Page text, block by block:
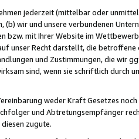
jederzeit (mittelbar oder
(b) wir und unsere verbundenen
mit Ihrer Website im
unser Recht darstellt, die
und Zustimmungen, die wir
sind, wenn sie schriftlich
weder Kraft Gesetzes
und Abtretungsempfänger
zugute.